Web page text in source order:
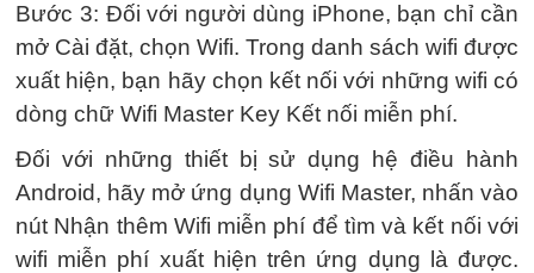
Bước 3: Đối với người dùng iPhone, bạn chỉ cần
mở Cài đặt, chọn Wifi. Trong danh sách wifi được
xuất hiện, bạn hãy chọn kết nối với những wifi có
dòng chữ Wifi Master Key Kết nối miễn phí.
Đối với những thiết bị sử dụng hệ điều hành
Android, hãy mở ứng dụng Wifi Master, nhấn vào
nút Nhận thêm Wifi miễn phí để tìm và kết nối với
wifi miễn phí xuất hiện trên ứng dụng là được.